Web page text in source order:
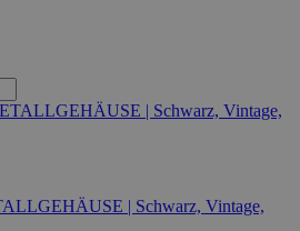
| Schwarz, Vintage,